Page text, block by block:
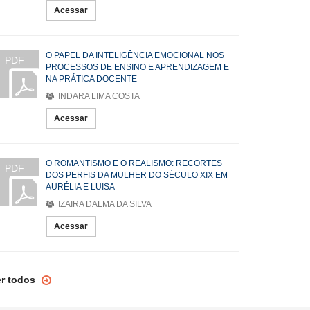
Acessar
PDF
O PAPEL DA INTELIGÊNCIA EMOCIONAL NOS
PROCESSOS DE ENSINO E APRENDIZAGEM E
NA PRÁTICA DOCENTE
INDARA LIMA COSTA
Acessar
PDF
O ROMANTISMO E O REALISMO: RECORTES
DOS PERFIS DA MULHER DO SÉCULO XIX EM
AURÉLIA E LUISA
IZAIRA DALMA DA SILVA
Acessar
todos